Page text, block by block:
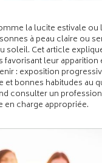
la lucite estivale ou
à peau claire ou
soleil. Cet article
leur apparition
: exposition
bonnes habitudes au
consulter un
en charge appropriée.